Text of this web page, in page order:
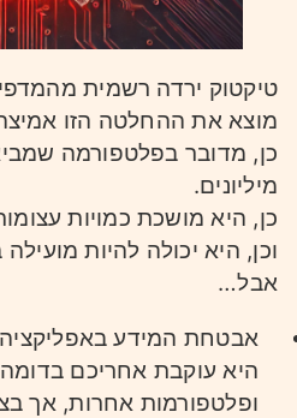
טיקטוק ירדה רשמית
מוצא את ההחלטה הזו
כן, מדובר בפלטפורמה
מיליונים.
כן, היא מושכת כמויות
וכן, היא יכולה להיות
אבל…
אבטחת המידע באפליקציה
היא עוקבת אחריכם בדומה
ופלטפורמות אחרות, אך